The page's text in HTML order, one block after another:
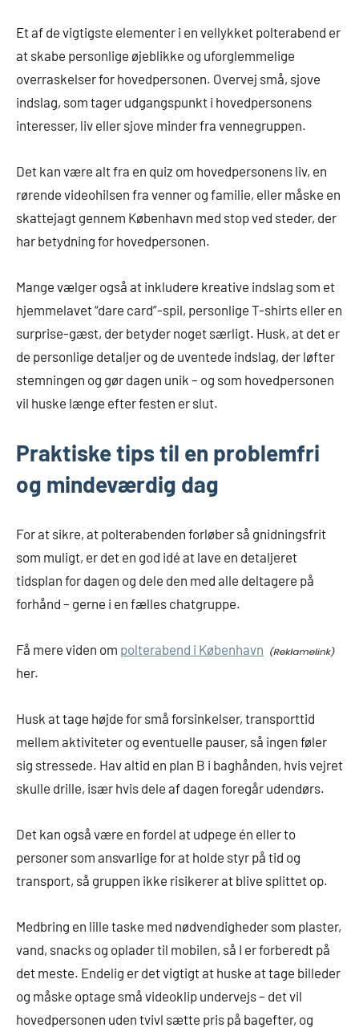
Et af de vigtigste elementer i en vellykket polterabend er
at skabe personlige øjeblikke og uforglemmelige
overraskelser for hovedpersonen. Overvej små, sjove
indslag, som tager udgangspunkt i hovedpersonens
interesser, liv eller sjove minder fra vennegruppen.
Det kan være alt fra en quiz om hovedpersonens liv, en
rørende videohilsen fra venner og familie, eller måske en
skattejagt gennem København med stop ved steder, der
har betydning for hovedpersonen.
Mange vælger også at inkludere kreative indslag som et
hjemmelavet “dare card”-spil, personlige T-shirts eller en
surprise-gæst, der betyder noget særligt. Husk, at det er
de personlige detaljer og de uventede indslag, der løfter
stemningen og gør dagen unik – og som hovedpersonen
vil huske længe efter festen er slut.
Praktiske tips til en problemfri
og mindeværdig dag
For at sikre, at polterabenden forløber så gnidningsfrit
som muligt, er det en god idé at lave en detaljeret
tidsplan for dagen og dele den med alle deltagere på
forhånd – gerne i en fælles chatgruppe.
Få mere viden om polterabend i København
her.
Husk at tage højde for små forsinkelser, transporttid
mellem aktiviteter og eventuelle pauser, så ingen føler
sig stressede. Hav altid en plan B i baghånden, hvis vejret
skulle drille, især hvis dele af dagen foregår udendørs.
Det kan også være en fordel at udpege én eller to
personer som ansvarlige for at holde styr på tid og
transport, så gruppen ikke risikerer at blive splittet op.
Medbring en lille taske med nødvendigheder som plaster,
vand, snacks og oplader til mobilen, så I er forberedt på
det meste. Endelig er det vigtigt at huske at tage billeder
og måske optage små videoklip undervejs – det vil
hovedpersonen uden tvivl sætte pris på bagefter, og